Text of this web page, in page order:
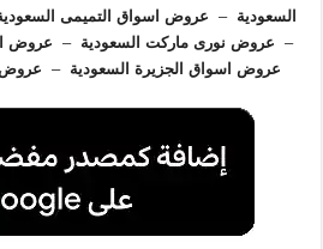
السعودية – عروض اسواق التميمى
–
عروض نورى ماركت السعودية – عروض
عروض اسواق الجزيرة السعودية – عروض